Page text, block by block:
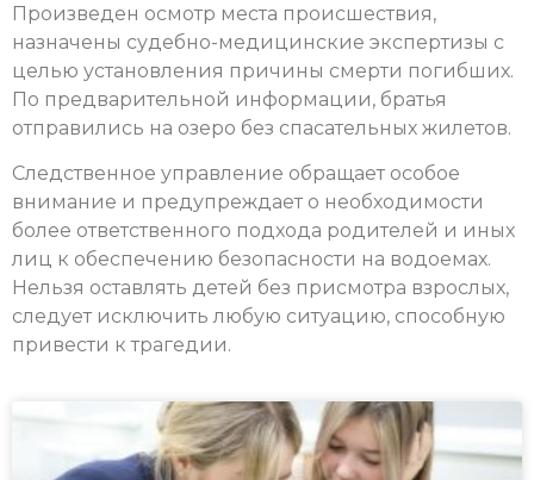
Произведен осмотр места происшествия,
назначены судебно-медицинские экспертизы с
целью установления причины смерти погибших.
По предварительной информации, братья
отправились на озеро без спасательных жилетов.
Следственное управление обращает особое
внимание и предупреждает о необходимости
более ответственного подхода родителей и иных
лиц к обеспечению безопасности на водоемах.
Нельзя оставлять детей без присмотра взрослых,
следует исключить любую ситуацию, способную
привести к трагедии.